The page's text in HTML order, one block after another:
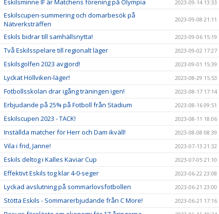
Eskilsminne IF är Matchens förening på Olympia 2023-09-14 13:33
Eskilscupen-summering och domarbesök på
Nätverksträffen
2023-09-08 21:11
Eskils bidrar till samhällsnytta! 2023-09-06 15:19
Två Eskilsspelare till regionalt läger 2023-09-02 17:27
Eskilsgolfen 2023 avgjord! 2023-09-01 15:39
Lyckat Höllviken-läger! 2023-08-29 15:53
Fotbollsskolan drar igång träningen igen! 2023-08-17 17:14
Erbjudande på 25% på Fotboll från Stadium 2023-08-16 09:51
Eskilscupen 2023 - TACK! 2023-08-11 18:06
Inställda matcher för Herr och Dam ikväll! 2023-08-08 08:39
Vila i frid, Janne! 2023-07-13 21:32
Eskils deltog i Kalles Kaviar Cup 2023-07-05 21:10
Effektivt Eskils tog klar 4-0-seger 2023-06-22 23:08
Lyckad avslutning på sommarlovsfotbollen 2023-06-21 23:00
Stötta Eskils - Sommarerbjudande från C More! 2023-06-21 17:16